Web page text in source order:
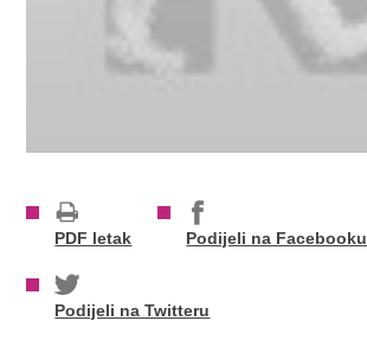
PDF letak Podijeli na Facebooku
Podijeli na Twitteru